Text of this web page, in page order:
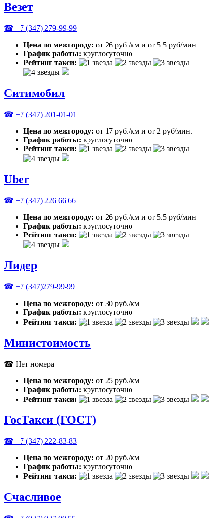
Везет
☎ +7 (347) 279-99-99
Цена по межгороду: от 26 руб./км и от 5.5 руб/мин.
График работы: круглосуточно
Рейтинг такси:
Ситимобил
☎ +7 (347) 201-01-01
Цена по межгороду: от 17 руб./км и от 2 руб/мин.
График работы: круглосуточно
Рейтинг такси:
Uber
☎ +7 (347) 226 66 66
Цена по межгороду: от 26 руб./км и от 5.5 руб/мин.
График работы: круглосуточно
Рейтинг такси:
Лидер
☎ +7 (347)279-99-99
Цена по межгороду: от 30 руб./км
График работы: круглосуточно
Рейтинг такси:
Министоимость
☎ Нет номера
Цена по межгороду: от 25 руб./км
График работы: круглосуточно
Рейтинг такси:
ГосТакси (ГОСТ)
☎ +7 (347) 222-83-83
Цена по межгороду: от 20 руб./км
График работы: круглосуточно
Рейтинг такси:
Счасливое